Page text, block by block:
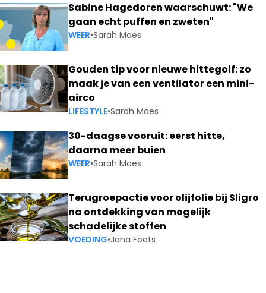
Sabine Hagedoren waarschuwt: "We
gaan echt puffen en zweten"
WEER•Sarah Maes
Gouden tip voor nieuwe hittegolf: zo
maak je van een ventilator een mini-
airco
LIFESTYLE•Sarah Maes
30-daagse vooruit: eerst hitte,
daarna meer buien
WEER•Sarah Maes
Terugroepactie voor olijfolie bij Sligro
na ontdekking van mogelijk
schadelijke stoffen
VOEDING•Jana Foets